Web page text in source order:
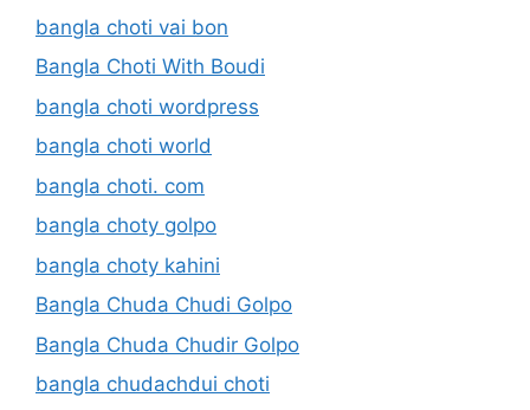
bangla choti vai bon
Bangla Choti With Boudi
bangla choti wordpress
bangla choti world
bangla choti. com
bangla choty golpo
bangla choty kahini
Bangla Chuda Chudi Golpo
Bangla Chuda Chudir Golpo
bangla chudachdui choti